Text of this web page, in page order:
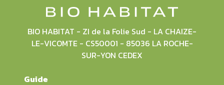
BIO HABITAT - ZI de la Folie Sud - LA CHAIZE-
LE-VICOMTE - CS50001 - 85036 LA ROCHE-
SUR-YON CEDEX
Guide